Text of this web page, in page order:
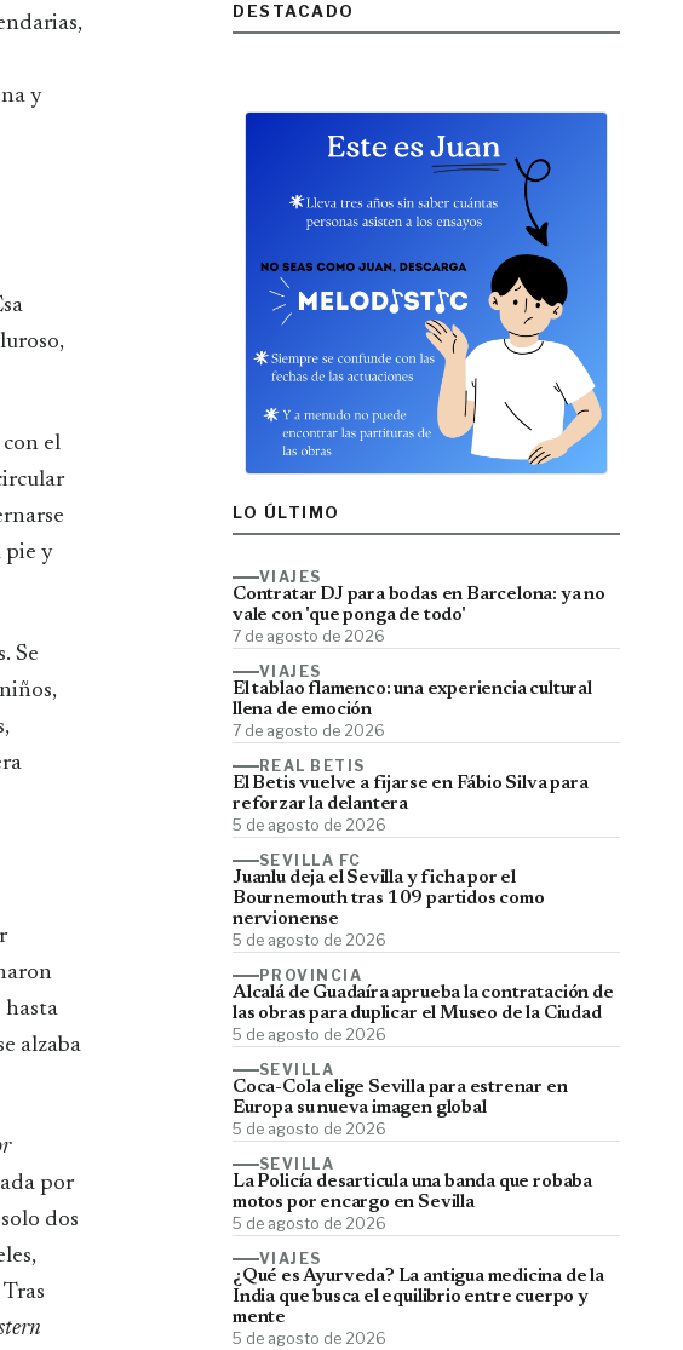
y
con el
pie y
Se
hasta
alzaba
por
dos
DESTACADO
LO ÚLTIMO
VIAJES
Contratar DJ para bodas en Barcelona: ya no
vale con 'que ponga de todo'
7 de agosto de 2026
VIAJES
El tablao flamenco: una experiencia cultural
llena de emoción
7 de agosto de 2026
REAL BETIS
El Betis vuelve a fijarse en Fábio Silva para
reforzar la delantera
5 de agosto de 2026
SEVILLA FC
Juanlu deja el Sevilla y ficha por el
Bournemouth tras 109 partidos como
nervionense
5 de agosto de 2026
PROVINCIA
Alcalá de Guadaíra aprueba la contratación de
las obras para duplicar el Museo de la Ciudad
5 de agosto de 2026
SEVILLA
Coca-Cola elige Sevilla para estrenar en
Europa su nueva imagen global
5 de agosto de 2026
SEVILLA
La Policía desarticula una banda que robaba
motos por encargo en Sevilla
5 de agosto de 2026
VIAJES
¿Qué es Ayurveda? La antigua medicina de la
India que busca el equilibrio entre cuerpo y
mente
5 de agosto de 2026